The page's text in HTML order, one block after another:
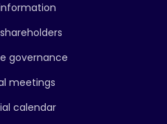
governance
meetings
calendar